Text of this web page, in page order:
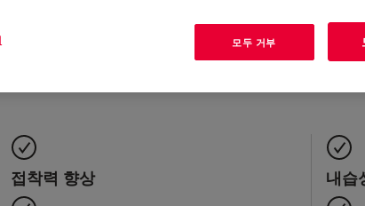
인쇄 잉크 및 오버프린트 바니시를 보다 쉽고 비용 효율적
접착력 향상 내습
모두 거부